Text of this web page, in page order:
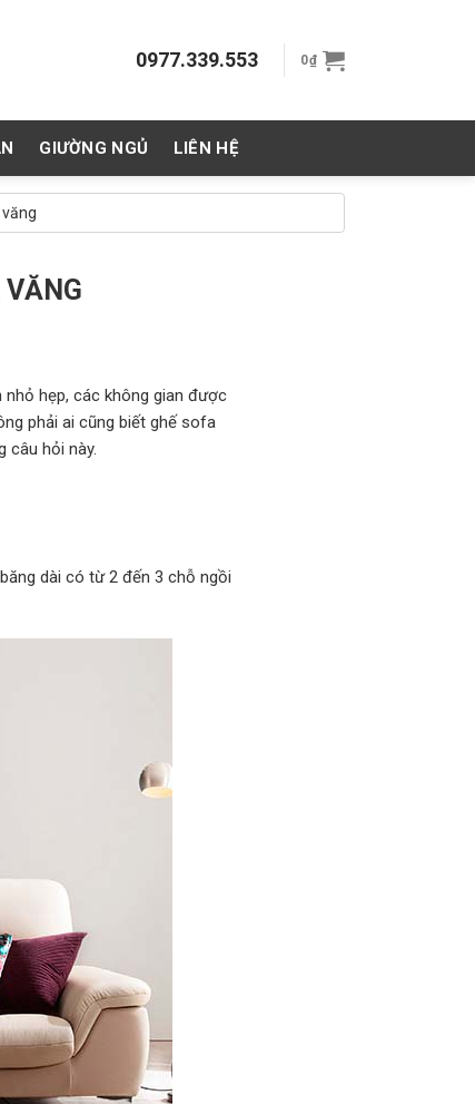
0977.339.553 0₫
GIƯỜNG NGỦ LIÊN HỆ
VĂNG
hẹp, các không gian được
phải ai cũng biết ghế sofa
câu hỏi này.
dài có từ 2 đến 3 chỗ ngồi